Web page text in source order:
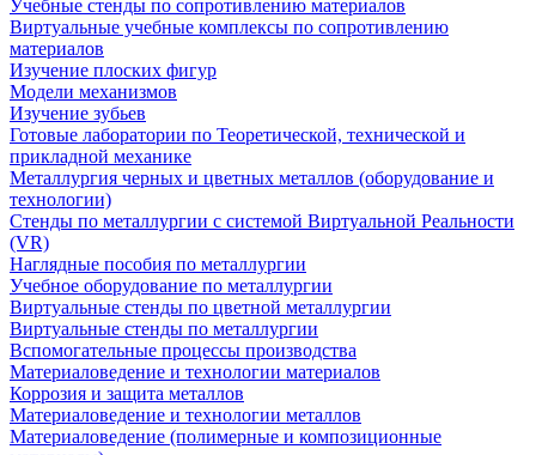
Учебные стенды по сопротивлению материалов
Виртуальные учебные комплексы по сопротивлению
материалов
Изучение плоских фигур
Модели механизмов
Изучение зубьев
Готовые лаборатории по Теоретической, технической и
прикладной механике
Металлургия черных и цветных металлов (оборудование и
технологии)
Cтенды по металлургии с системой Виртуальной Реальности
(VR)
Наглядные пособия по металлургии
Учебное оборудование по металлургии
Виртуальные стенды по цветной металлургии
Виртуальные стенды по металлургии
Вспомогательные процессы производства
Материаловедение и технологии материалов
Коррозия и защита металлов
Материаловедение и технологии металлов
Материаловедение (полимерные и композиционные